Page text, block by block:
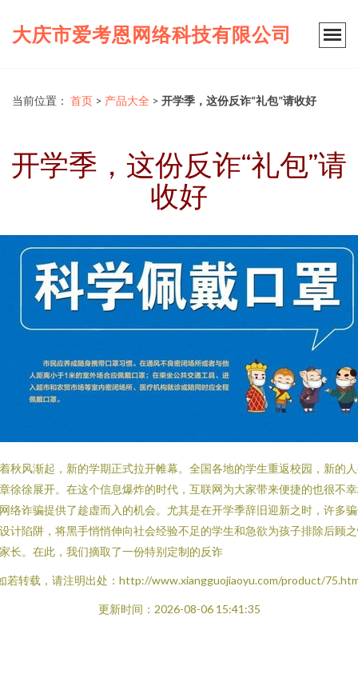
大庆市爱考恩网络科技有限公司
当前位置： 首页 > 产品大全 > 开学季，这份反诈“礼包”请收好
开学季，这份反诈“礼包”请
收好
秋风渐起，新的学期正式拉开帷幕。全国各地的学生重返校园，新的
徐徐展开。在这个信息爆炸的时代，互联网为大家带来便捷的也很不
络诈骗提供了趁虚而入的机会。尤其是在开学季辞旧迎新之时，许多
计陷阱，将黑手悄悄伸向社会经验不足的学生和急欲为孩子排除后顾
长。在此，我们摘取了一份特别定制的反诈
若转载，请注明出处：http://www.xiangguojiaoyu.com/product/
更新时间：2026-08-06 15:41:35